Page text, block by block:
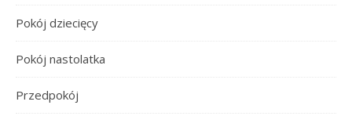
Pokój dziecięcy
Pokój nastolatka
Przedpokój